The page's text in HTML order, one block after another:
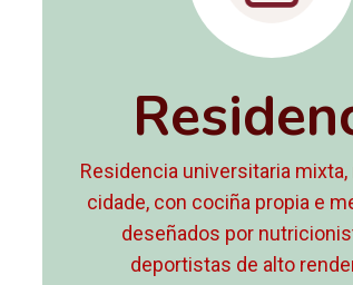
Residencia universitaria
cidade, con cociña propia e
deseñados por
deportistas de alto